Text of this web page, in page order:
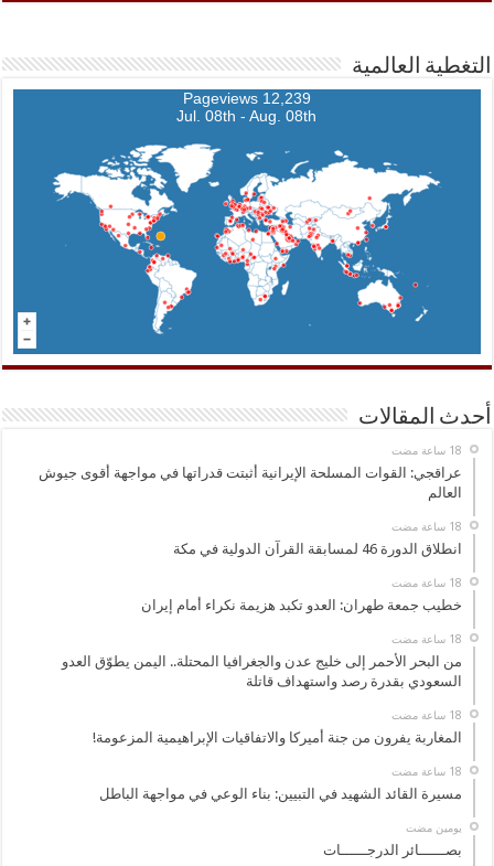
التغطية العالمية
12,239 Pageviews
Jul. 08th - Aug. 08th
أحدث المقالات
عراقجي: القوات المسلحة الإيرانية أثبتت قدراتها في مواجهة أقوى جيوش
العالم
انطلاق الدورة 46 لمسابقة القرآن الدولية في مكة
خطيب جمعة طهران: العدو تكبد هزيمة نكراء أمام إيران
من البحر الأحمر إلى خليج عدن والجغرافيا المحتلة.. اليمن يطوّق العدو
السعودي بقدرة رصد واستهداف قاتلة
المغاربة يفرون من جنة أميركا والاتفاقيات الإبراهيمية المزعومة!
مسيرة القائد الشهيد في التبيين: بناء الوعي في مواجهة الباطل
‏يومين مضت
بصــــــائر الدرجــــــات